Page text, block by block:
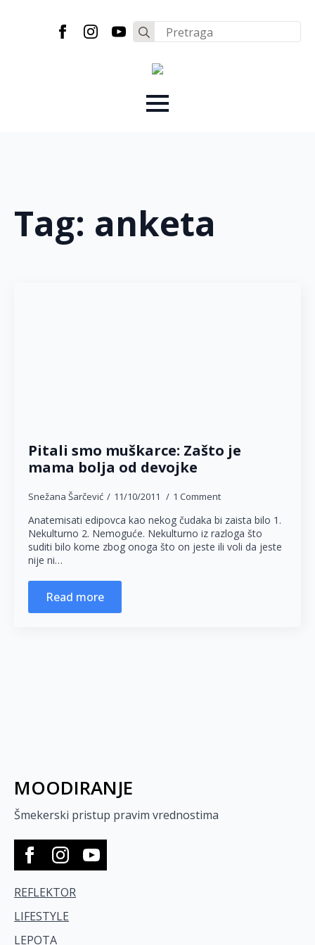
Search
for:
Tag: anketa
Pitali smo muškarce: Zašto je
mama bolja od devojke
Snežana Šarčević 11/10/2011 1 Comment
Anatemisati edipovca kao nekog čudaka bi zaista bilo 1.
Nekulturno 2. Nemoguće. Nekulturno iz razloga što
suditi bilo kome zbog onoga što on jeste ili voli da jeste
nije ni…
Read more
MOODIRANJE
Šmekerski pristup pravim vrednostima
REFLEKTOR
LIFESTYLE
LEPOTA